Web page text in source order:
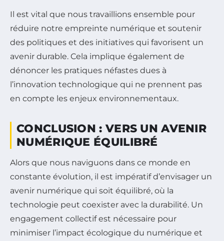
Il est vital que nous travaillions ensemble pour
réduire notre empreinte numérique et soutenir
des politiques et des initiatives qui favorisent un
avenir durable. Cela implique également de
dénoncer les pratiques néfastes dues à
l’innovation technologique qui ne prennent pas
en compte les enjeux environnementaux.
CONCLUSION : VERS UN AVENIR
NUMÉRIQUE ÉQUILIBRÉ
Alors que nous naviguons dans ce monde en
constante évolution, il est impératif d’envisager un
avenir numérique qui soit équilibré, où la
technologie peut coexister avec la durabilité. Un
engagement collectif est nécessaire pour
minimiser l’impact écologique du numérique et